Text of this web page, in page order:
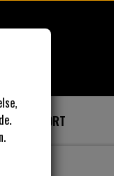
GAVEKORT